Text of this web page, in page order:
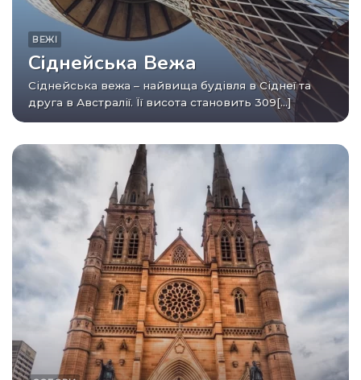
ВЕЖІ
Сіднейська Вежа
Сіднейська вежа – найвища будівля в Сіднеї та
друга в Австралії. Її висота становить 309[...]